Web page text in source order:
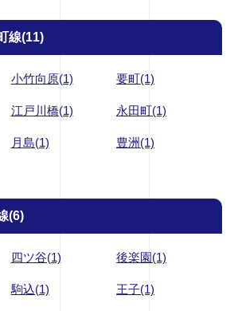
線(11)
小竹向原(1) 要町(1)
江戸川橋(1) 永田町(1)
月島(1) 豊洲(1)
(6)
四ツ谷(1) 後楽園(1)
駒込(1) 王子(1)